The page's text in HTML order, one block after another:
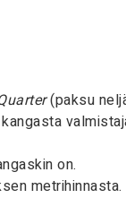
(paksu
on.
metrihinnasta.